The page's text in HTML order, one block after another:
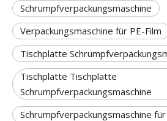
Schrumpfverpackungsmaschine
Verpackungsmaschine für PE-Film
Tischplatte
Tischplatte Tischplatte
Schrumpfverpackungsmaschine
Schrumpfverpackungsmaschine für